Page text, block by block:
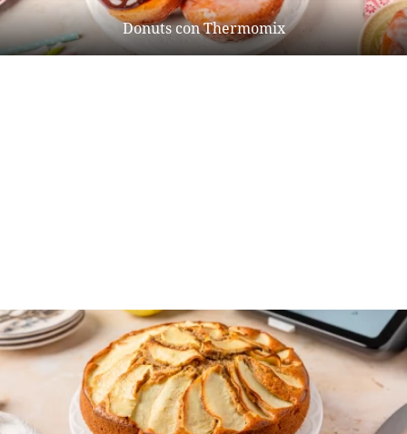
Donuts con Thermomix